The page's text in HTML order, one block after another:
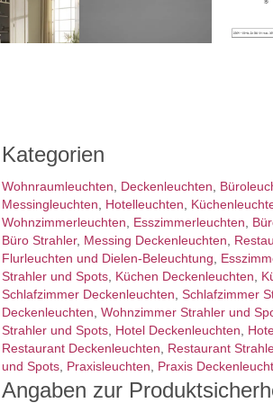
Kategorien
Wohnraum­leuchten, Decken­leuchten,
Messingleuchten, Hotelleuchten,
Wohnzimmer­leuchten, Esszimmer­­leuchten,
Büro Strahler, Messing Deckenleuchten,
Flurleuchten und Dielen-Beleuchtung,
Strahler und Spots, Küchen Deckenleuchten,
Schlafzimmer Deckenleuchten, Schlafzimmer
Deckenleuchten, Wohnzimmer Strahler und
Strahler und Spots, Hotel Deckenleuchten,
Restaurant Deckenleuchten, Restaurant
und Spots, Praxisleuchten, Praxis
Angaben zur